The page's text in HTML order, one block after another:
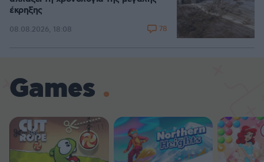
έκρηξης
08.08.2026, 18:08 78
Games